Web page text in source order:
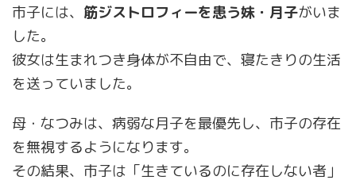
市子には、 筋ジストロフィーを患う妹・月子がいま
した。
彼女は生まれつき身体が不自由で、寝たきりの生活
を送っていました。
母・なつみは、病弱な月子を最優先し、市子の存在
を無視するようになります。
その結果、市子は「生きているのに存在しない者」